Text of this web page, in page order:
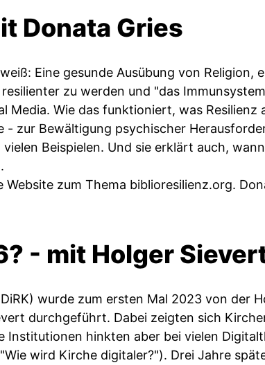
Donata Gries
Eine gesunde Ausübung von Religion,
zu werden und "das
Media. Wie das funktioniert, was Resilienz
- zur Bewältigung psychischer
Beispielen. Und sie erklärt auch,
zum Thema biblioresilienz.org.
- mit Holger
wurde zum ersten Mal 2023 von der
durchgeführt. Dabei zeigten sich
Institutionen hinkten aber bei vielen
wird Kirche digitaler?"). Drei Jahre